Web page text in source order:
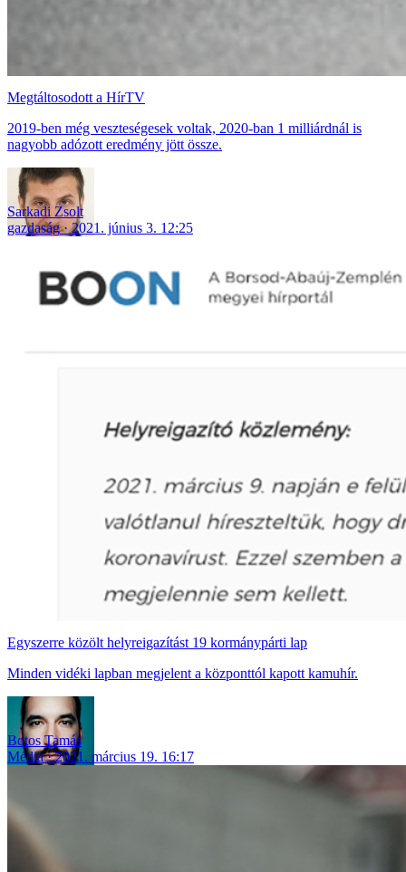
Megtáltosodott a HírTV
2019-ben még veszteségesek voltak, 2020-ban 1 milliárdnál is
nagyobb adózott eredmény jött össze.
Sarkadi Zsolt
gazdaság
2021. június 3. 12:25
Egyszerre közölt helyreigazítást 19 kormánypárti lap
Minden vidéki lapban megjelent a központtól kapott kamuhír.
Botos Tamás
Média
2021. március 19. 16:17